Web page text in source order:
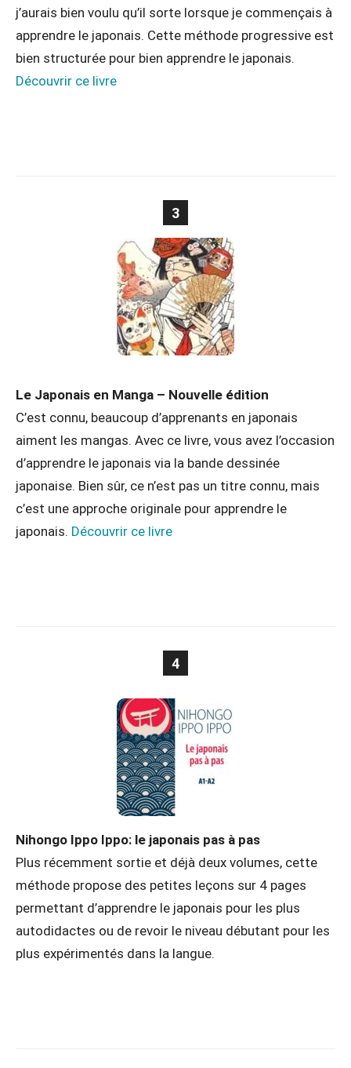
j’aurais bien voulu qu’il sorte lorsque je commençais à
apprendre le japonais. Cette méthode progressive est
bien structurée pour bien apprendre le japonais.
Découvrir ce livre
3
Le Japonais en Manga – Nouvelle édition
C’est connu, beaucoup d’apprenants en japonais
aiment les mangas. Avec ce livre, vous avez l’occasion
d’apprendre le japonais via la bande dessinée
japonaise. Bien sûr, ce n’est pas un titre connu, mais
c’est une approche originale pour apprendre le
japonais. Découvrir ce livre
4
Nihongo Ippo Ippo: le japonais pas à pas
Plus récemment sortie et déjà deux volumes, cette
méthode propose des petites leçons sur 4 pages
permettant d’apprendre le japonais pour les plus
autodidactes ou de revoir le niveau débutant pour les
plus expérimentés dans la langue.